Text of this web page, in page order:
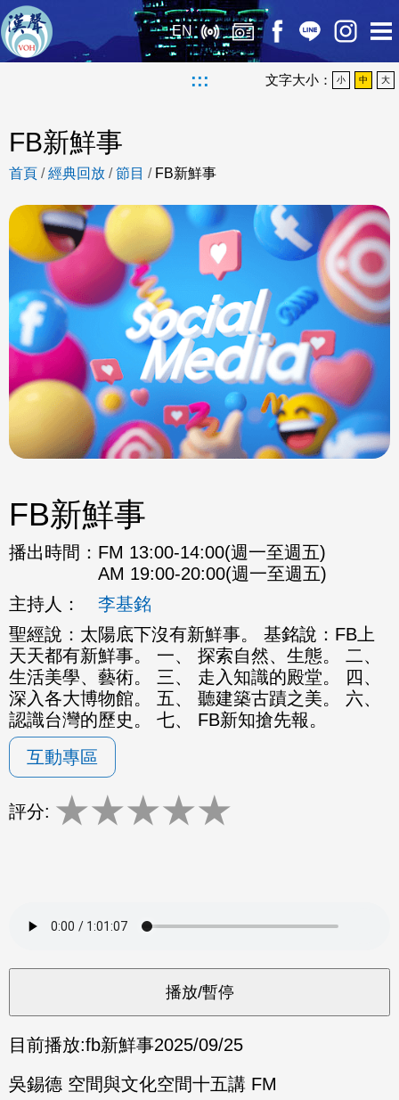
EN
::: 文字大小： 小 中 大
FB新鮮事
首頁 /經典回放 /節目 / FB新鮮事
FB新鮮事
播出時間： FM 13:00-14:00(週一至週五)
AM 19:00-20:00(週一至週五)
主持人：
李基銘
聖經說：太陽底下沒有新鮮事。 基銘說：FB上
天天都有新鮮事。 一、 探索自然、生態。 二、
生活美學、藝術。 三、 走入知識的殿堂。 四、
深入各大博物館。 五、 聽建築古蹟之美。 六、
認識台灣的歷史。 七、 FB新知搶先報。
互動專區
評分: ★★★★★
目前播放:fb新鮮事2025/09/25
吳錫德 空間與文化空間十五講 FM